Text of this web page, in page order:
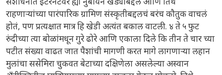
राहणाऱ्यांच्या पारंपारिक ग्रामिण संस्कृतीबद्दलचं बरंच कौतुक वाचलं
होतं, पण प्रत्यक्षात मात्र हि खेडी अत्यंत बकाल वाटली. ४ ते ५ फुट
रुंदीच्या त्या बोळांमधून गुरे ढोरे आणि एकाला दिले कि तीन ते चार च्या
पटीत संख्या वाढत जात पैशांची मागणी करत मागे लागणाऱ्या लहान
मुलांचा ससेमिरा चुकवत बेटाच्या दक्षिणेला असलेल्या अस्वान